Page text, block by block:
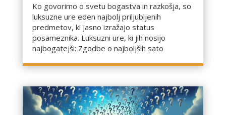
Ko govorimo o svetu bogastva in razkošja, so
luksuzne ure eden najbolj priljubljenih
predmetov, ki jasno izražajo status
posameznika. Luksuzni ure, ki jih nosijo
najbogatejši: Zgodbe o najboljših sato